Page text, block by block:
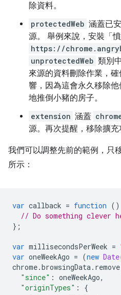
除資料。
protectedWeb 涵蓋已
源。 舉例來說，安裝「憤
https://
unprotectedWeb 類別
來源的資料刪除作業，
響，因為這會永久移除
地推倒小豬的房子。
extension 涵蓋
源。再次提醒，移除擴充
我們可以調整先前的範例，只
所示：
var callback = function ()
// Do something clever
};
var millisecondsPerWeek =
var oneWeekAgo = (new Date
chrome.browsingData. remove
"since" : oneWeekAgo,
"originTypes" :
{